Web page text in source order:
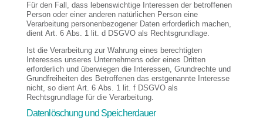
Für den Fall, dass lebenswichtige Interessen der betroffenen
Person oder einer anderen natürlichen Person eine
Verarbeitung personenbezogener Daten erforderlich machen,
dient Art. 6 Abs. 1 lit. d DSGVO als Rechtsgrundlage.
Ist die Verarbeitung zur Wahrung eines berechtigten
Interesses unseres Unternehmens oder eines Dritten
erforderlich und überwiegen die Interessen, Grundrechte und
Grundfreiheiten des Betroffenen das erstgenannte Interesse
nicht, so dient Art. 6 Abs. 1 lit. f DSGVO als
Rechtsgrundlage für die Verarbeitung.
Datenlöschung und Speicherdauer